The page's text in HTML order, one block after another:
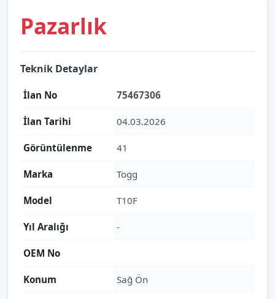
Pazarlık
Teknik Detaylar
İlan No 75467306
İlan Tarihi 04.03.2026
Görüntülenme 41
Marka Togg
Model T10F
Yıl Aralığı -
OEM No
Konum Sağ Ön